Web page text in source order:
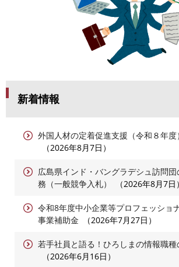
新着情報
外国人材の定着促進支援（令和８年度）
2026年8月7日
広島県インド・バングラデシュ訪問
務（一般競争入札）
2026年8月7日
令和8年度中小企業等プロフェッショ
事業補助金
2026年7月27日
若手社員と語る！ひろしまの情報職
2026年6月16日